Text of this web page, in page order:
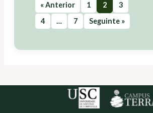
« Anterior 1 2
3
4
… 7 Seguinte »